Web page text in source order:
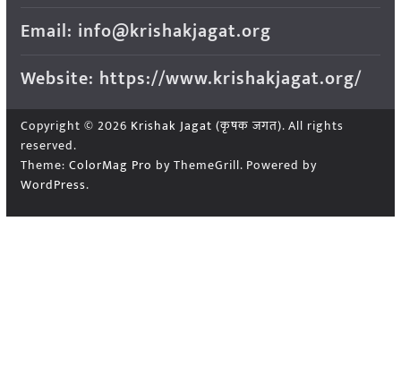
Email: info@krishakjagat.org
Website: https://www.krishakjagat.org/
Copyright © 2026 Krishak Jagat (कृषक जगत). All rights
reserved.
Theme: ColorMag Pro by ThemeGrill. Powered by
WordPress.